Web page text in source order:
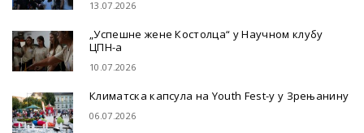
13.07.2026
„Успешне жене Костолца“ у Научном клубу
ЦПН-а
10.07.2026
Климатска капсула на Youth Fest-у у Зрењанину
06.07.2026